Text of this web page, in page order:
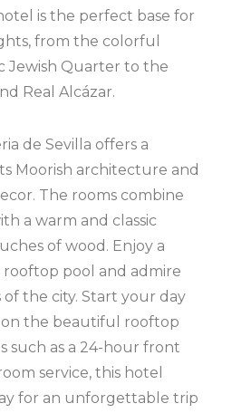
is the perfect base for
from the colorful
Jewish Quarter to the
Real Alcázar.
de Sevilla offers a
Moorish architecture and
The rooms combine
a warm and classic
of wood. Enjoy a
pool and admire
the city. Start your day
the beautiful rooftop
such as a 24-hour front
service, this hotel
for an unforgettable trip